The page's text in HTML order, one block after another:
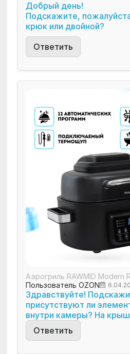
Добрый день!
Подскажите,
крюк или двойной?
Ответить
Аэрогриль RAWMID Modern
Пользователь OZON
Здравствуйте!
присутствуют ли
внутри камеры? На
Ответить